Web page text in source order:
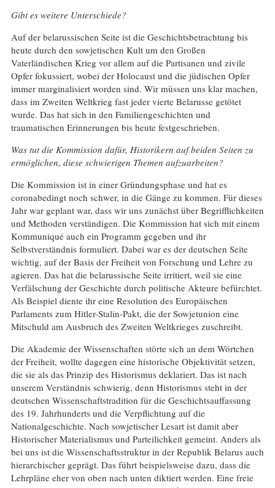
Gibt es weitere Unterschiede?
Auf der belarussischen Seite ist die Geschichtsbetrachtung bis
heute durch den sowjetischen Kult um den Großen
Vaterländischen Krieg vor allem auf die Partisanen und zivile
Opfer fokussiert, wobei der Holocaust und die jüdischen Opfer
immer marginalisiert worden sind. Wir müssen uns klar machen,
dass im Zweiten Weltkrieg fast jeder vierte Belarusse getötet
wurde. Das hat sich in den Familiengeschichten und
traumatischen Erinnerungen bis heute festgeschrieben.
Was tut die Kommission dafür, Historikern auf beiden Seiten zu
ermöglichen, diese schwierigen Themen aufzuarbeiten?
Die Kommission ist in einer Gründungsphase und hat es
coronabedingt noch schwer, in die Gänge zu kommen. Für dieses
Jahr war geplant war, dass wir uns zunächst über Begrifflichkeiten
und Methoden verständigen. Die Kommission hat sich mit einem
Kommuniqué auch ein Programm gegeben und ihr
Selbstverständnis formuliert. Dabei war es der deutschen Seite
wichtig, auf der Basis der Freiheit von Forschung und Lehre zu
agieren. Das hat die belarussische Seite irritiert, weil sie eine
Verfälschung der Geschichte durch politische Akteure befürchtet.
Als Beispiel diente ihr eine Resolution des Europäischen
Parlaments zum Hitler-Stalin-Pakt, die der Sowjetunion eine
Mitschuld am Ausbruch des Zweiten Weltkrieges zuschreibt.
Die Akademie der Wissenschaften störte sich an dem Wörtchen
der Freiheit, wollte dagegen eine historische Objektivität setzen,
die sie als das Prinzip des Historismus deklariert. Das ist nach
unserem Verständnis schwierig, denn Historismus steht in der
deutschen Wissenschaftstradition für die Geschichtsauffassung
des 19. Jahrhunderts und die Verpflichtung auf die
Nationalgeschichte. Nach sowjetischer Lesart ist damit aber
Historischer Materialismus und Parteilichkeit gemeint. Anders als
bei uns ist die Wissenschaftsstruktur in der Republik Belarus auch
hierarchischer geprägt. Das führt beispielsweise dazu, dass die
Lehrpläne eher von oben nach unten diktiert werden. Eine freie